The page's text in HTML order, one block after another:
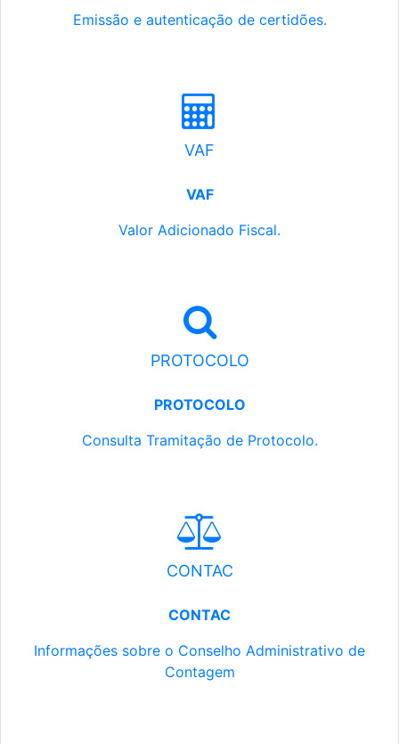
Emissão e autenticação de certidões.
VAF
VAF
Valor Adicionado Fiscal.
PROTOCOLO
PROTOCOLO
Consulta Tramitação de Protocolo.
CONTAC
CONTAC
Informações sobre o Conselho Administrativo de
Contagem